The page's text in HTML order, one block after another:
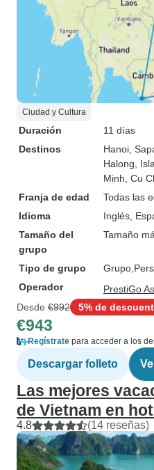
Ciudad y Cultura
Duración
11 días
Destinos
Hanoi ,
Halong ,
Minh , Cu
Franja de edad
Todas las
Idioma
Inglés,
Tamaño del
grupo
Tamaño
Tipo de grupo Grupo
Operador
PrestiGo
Desde €992 5% de
€943
Regístrate para acceder a los
Descargar folleto
Las mejores
de Vietnam en
4.8 (14 reseñas)